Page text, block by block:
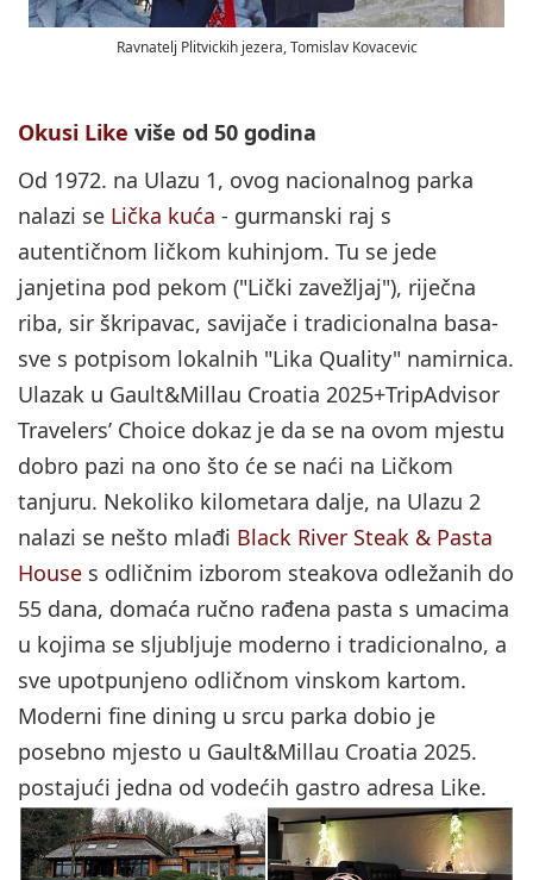
Ravnatelj Plitvickih jezera, Tomislav Kovacevic
Okusi Like više od 50 godina
Od 1972. na Ulazu 1, ovog nacionalnog parka
nalazi se Lička kuća - gurmanski raj s
autentičnom ličkom kuhinjom. Tu se jede
janjetina pod pekom ("Lički zavežljaj"), riječna
riba, sir škripavac, savijače i tradicionalna basa-
sve s potpisom lokalnih "Lika Quality" namirnica.
Ulazak u Gault&Millau Croatia 2025+TripAdvisor
Travelers’ Choice dokaz je da se na ovom mjestu
dobro pazi na ono što će se naći na Ličkom
tanjuru. Nekoliko kilometara dalje, na Ulazu 2
nalazi se nešto mlađi Black River Steak & Pasta
House s odličnim izborom steakova odležanih do
55 dana, domaća ručno rađena pasta s umacima
u kojima se sljubljuje moderno i tradicionalno, a
sve upotpunjeno odličnom vinskom kartom.
Moderni fine dining u srcu parka dobio je
posebno mjesto u Gault&Millau Croatia 2025.
postajući jedna od vodećih gastro adresa Like.